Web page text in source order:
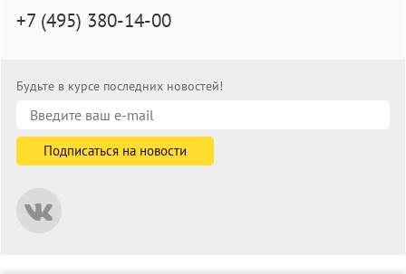
+7 (495) 380-14-00
Будьте в курсе последних новостей!